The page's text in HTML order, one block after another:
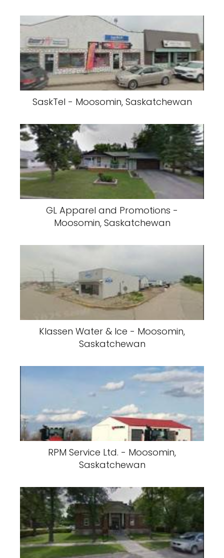
SaskTel - Moosomin, Saskatchewan
GL Apparel and Promotions -
Moosomin, Saskatchewan
Klassen Water & Ice - Moosomin,
Saskatchewan
RPM Service Ltd. - Moosomin,
Saskatchewan